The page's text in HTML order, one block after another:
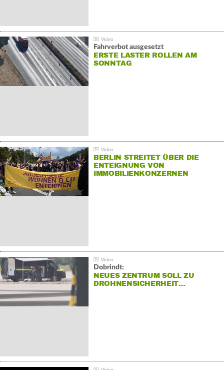
Fahrverbot ausgesetzt
ERSTE LASTER ROLLEN AM
SONNTAG
BERLIN STREITET ÜBER DIE
ENTEIGNUNG VON
IMMOBILIENKONZERNEN
Dobrindt:
NEUES ZENTRUM SOLL ZU
DROHNENSICHERHEIT…